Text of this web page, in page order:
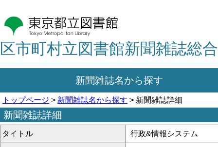
区市町村立図書館新聞雑誌総
新聞雑誌名から探す
トップページ > 新聞雑誌名から探す > 新聞雑誌詳細
新聞雑誌詳細
タイトル 行政&情報システム